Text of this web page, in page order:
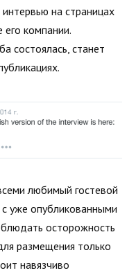
на страницах
его компании.
состоялась, станет
любимый гостевой
уже опубликованными
осторожность
размещения только
навязчиво